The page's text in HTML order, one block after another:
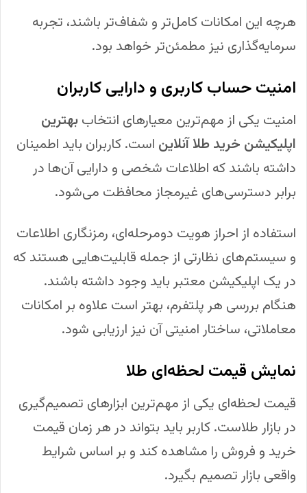
هرچه این امکانات کامل‌تر و شفاف‌تر باشند، تجربه
سرمایه‌گذاری نیز مطمئن‌تر خواهد بود.
امنیت حساب کاربری و دارایی کاربران
امنیت یکی از مهم‌ترین معیارهای انتخاببهترین
اپلیکیشن خرید طلا آنلاین است. کاربران باید اطمینان
داشته باشند که اطلاعات شخصی و دارایی آن‌ها در
برابر دسترسی‌های غیرمجاز محافظت می‌شود.
استفاده از احراز هویت دومرحله‌ای، رمزنگاری اطلاعات
و سیستم‌های نظارتی از جمله قابلیت‌هایی هستند که
در یک اپلیکیشن معتبر باید وجود داشته باشند.
هنگام بررسی هر پلتفرم، بهتر است علاوه بر امکانات
معاملاتی، ساختار امنیتی آن نیز ارزیابی شود.
نمایش قیمت لحظه‌ای طلا
قیمت لحظه‌ای یکی از مهم‌ترین ابزارهای تصمیم‌گیری
در بازار طلاست. کاربر باید بتواند در هر زمان قیمت
خرید و فروش را مشاهده کند و بر اساس شرایط
واقعی بازار تصمیم بگیرد.